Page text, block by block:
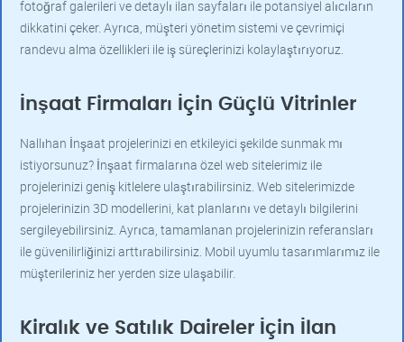
fotoğraf galerileri ve detaylı ilan sayfaları ile potansiyel alıcıların
dikkatini çeker. Ayrıca, müşteri yönetim sistemi ve çevrimiçi
randevu alma özellikleri ile iş süreçlerinizi kolaylaştırıyoruz.
İnşaat Firmaları İçin Güçlü Vitrinler
Nallıhan İnşaat projelerinizi en etkileyici şekilde sunmak mı
istiyorsunuz? İnşaat firmalarına özel web sitelerimiz ile
projelerinizi geniş kitlelere ulaştırabilirsiniz. Web sitelerimizde
projelerinizin 3D modellerini, kat planlarını ve detaylı bilgilerini
sergileyebilirsiniz. Ayrıca, tamamlanan projelerinizin referansları
ile güvenilirliğinizi arttırabilirsiniz. Mobil uyumlu tasarımlarımız ile
müşterileriniz her yerden size ulaşabilir.
Kiralık ve Satılık Daireler İçin İlan